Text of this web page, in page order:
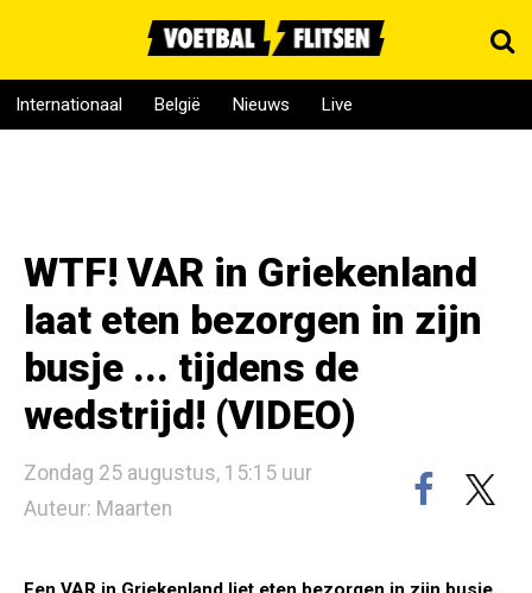
Internationaal België Nieuws Live
WTF! VAR in Griekenland
laat eten bezorgen in zijn
busje ... tijdens de
wedstrijd! (VIDEO)
Zondag 25 augustus, 15:15 uur
Auteur: Maarten